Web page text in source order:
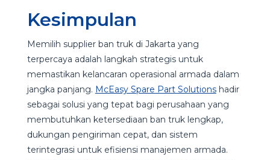
Kesimpulan
Memilih supplier ban truk di Jakarta yang
terpercaya adalah langkah strategis untuk
memastikan kelancaran operasional armada dalam
jangka panjang. McEasy Spare Part Solutionshadir
sebagai solusi yang tepat bagi perusahaan yang
membutuhkan ketersediaan ban truk lengkap,
dukungan pengiriman cepat, dan sistem
terintegrasi untuk efisiensi manajemen armada.